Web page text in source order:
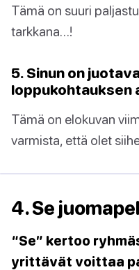
Tämä on suuri
tarkkana…!
5. Sinun on
loppukohtauksen
Tämä on elokuvan
varmista, että olet
4. Se
“Se” kertoo
yrittävät voittaa